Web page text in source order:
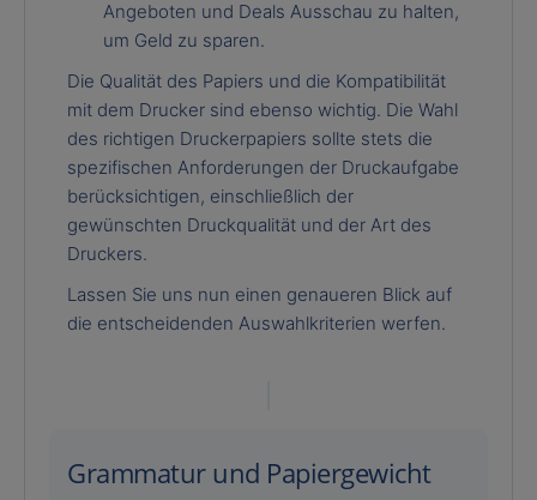
Angeboten und Deals Ausschau zu halten,
um Geld zu sparen.
Die Qualität des Papiers und die Kompatibilität
mit dem Drucker sind ebenso wichtig. Die Wahl
des richtigen Druckerpapiers sollte stets die
spezifischen Anforderungen der Druckaufgabe
berücksichtigen, einschließlich der
gewünschten Druckqualität und der Art des
Druckers.
Lassen Sie uns nun einen genaueren Blick auf
die entscheidenden Auswahlkriterien werfen.
Grammatur und Papiergewicht